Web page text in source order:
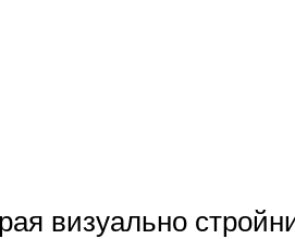
визуально